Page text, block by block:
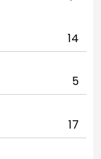
14
5
17